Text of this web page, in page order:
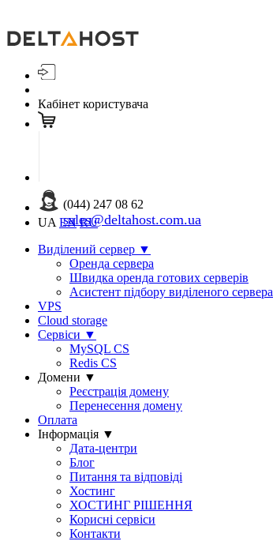
Кабінет користувача
(044) 247 08 62
sales@deltahost.com.ua
UA EN RU
Виділений сервер ▼
Оренда сервера
Швидка оренда готових серверів
Асистент підбору виділеного сервера
VPS
Cloud storage
Сервіси ▼
MySQL CS
Redis CS
Домени ▼
Реєстрація домену
Перенесення домену
Оплата
Інформація ▼
Дата-центри
Блог
Питання та відповіді
Хостинг
ХОСТИНГ РІШЕННЯ
Корисні сервіси
Контакти